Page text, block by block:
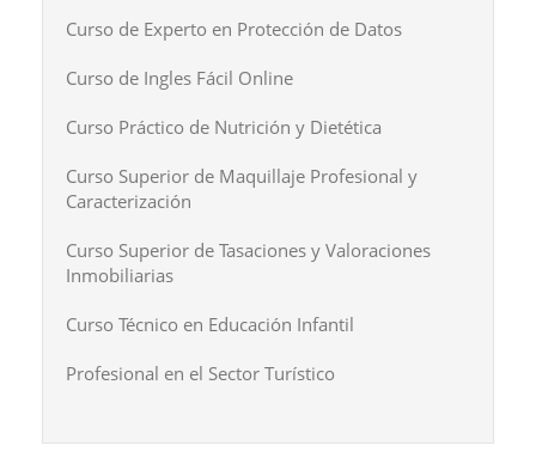
Curso de Experto en Protección de Datos
Curso de Ingles Fácil Online
Curso Práctico de Nutrición y Dietética
Curso Superior de Maquillaje Profesional y
Caracterización
Curso Superior de Tasaciones y Valoraciones
Inmobiliarias
Curso Técnico en Educación Infantil
Profesional en el Sector Turístico